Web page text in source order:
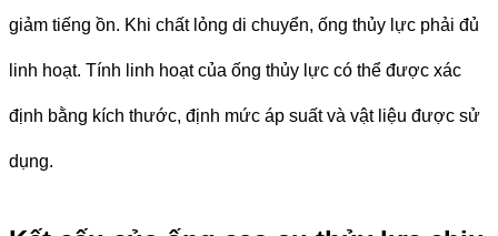
giảm tiếng ồn. Khi chất lỏng di chuyển, ống thủy lực phải đủ
linh hoạt. Tính linh hoạt của ống thủy lực có thể được xác
định bằng kích thước, định mức áp suất và vật liệu được sử
dụng.